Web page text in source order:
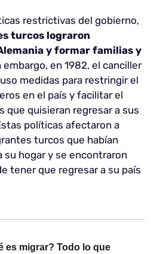
restrictivas del gobierno,
turcos lograron
y formar familias y
embargo, en 1982, el canciller
medidas para restringir el
en el país y facilitar el
que quisieran regresar a sus
políticas afectaron a
turcos que habían
su hogar y se encontraron
tener que regresar a su país
es migrar? Todo lo que